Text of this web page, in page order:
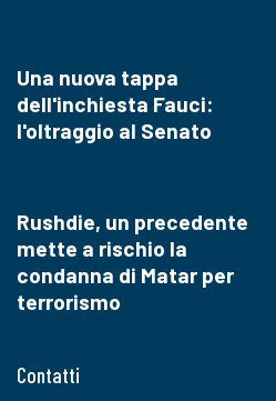
Contatti
Una nuova tappa
dell'inchiesta Fauci:
l'oltraggio al Senato
Rushdie, un precedente
mette a rischio la
condanna di Matar per
terrorismo